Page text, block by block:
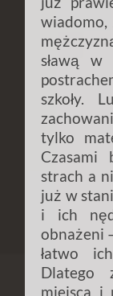
wiadomo,
sławą
szkoły.
tylko
Czasami
strach a
już w
i ich
obnażeni
łatwo
Dlatego
miejsca i